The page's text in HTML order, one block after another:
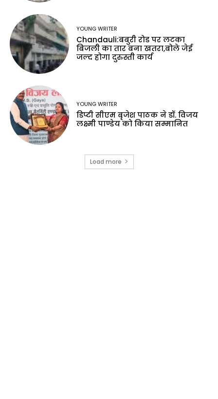
YOUNG WRITER
Chandauli:बबुरी रोड पर लटका
बिजली का तार बना खतरा,बोले जेई
जल्द होगा दुरुस्ती कार्य
YOUNG WRITER
डिप्टी सीएम बृजेश पाठक ने डॉ. विजय
लक्ष्मी पाण्डेय को किया सम्मानित
Load more